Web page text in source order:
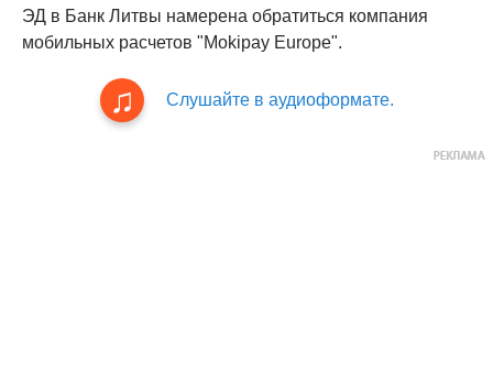
ЭД в Банк Литвы намерена обратиться компания
мобильных расчетов "Mokipay Europe".
Слушайте в аудиоформате.